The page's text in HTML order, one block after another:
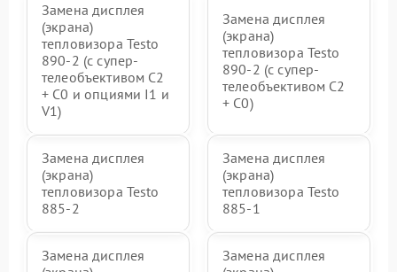
Замена дисплея
(экрана)
тепловизора Testo
890-2 (c супер-
телеобъективом C2
+ C0 и опциями I1 и
V1)
Замена дисплея
(экрана)
тепловизора Testo
890-2 (c супер-
телеобъективом C2
+ C0)
Замена дисплея
(экрана)
тепловизора Testo
885-2
Замена дисплея
(экрана)
тепловизора Testo
885-1
Замена дисплея
Замена дисплея